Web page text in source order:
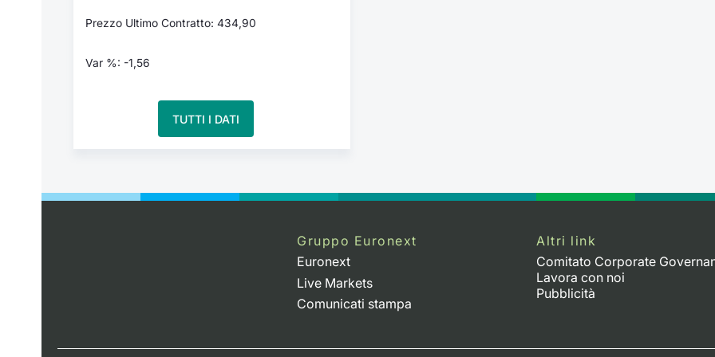
Prezzo Ultimo Contratto: 434,90
Var %: -1,56
TUTTI I DATI
Gruppo Euronext
Euronext
Live Markets
Comunicati stampa
Altri link
Comitato Corporate
Lavora con noi
Pubblicità